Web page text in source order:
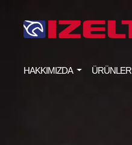
HAKKIMIZDA ÜRÜNLER